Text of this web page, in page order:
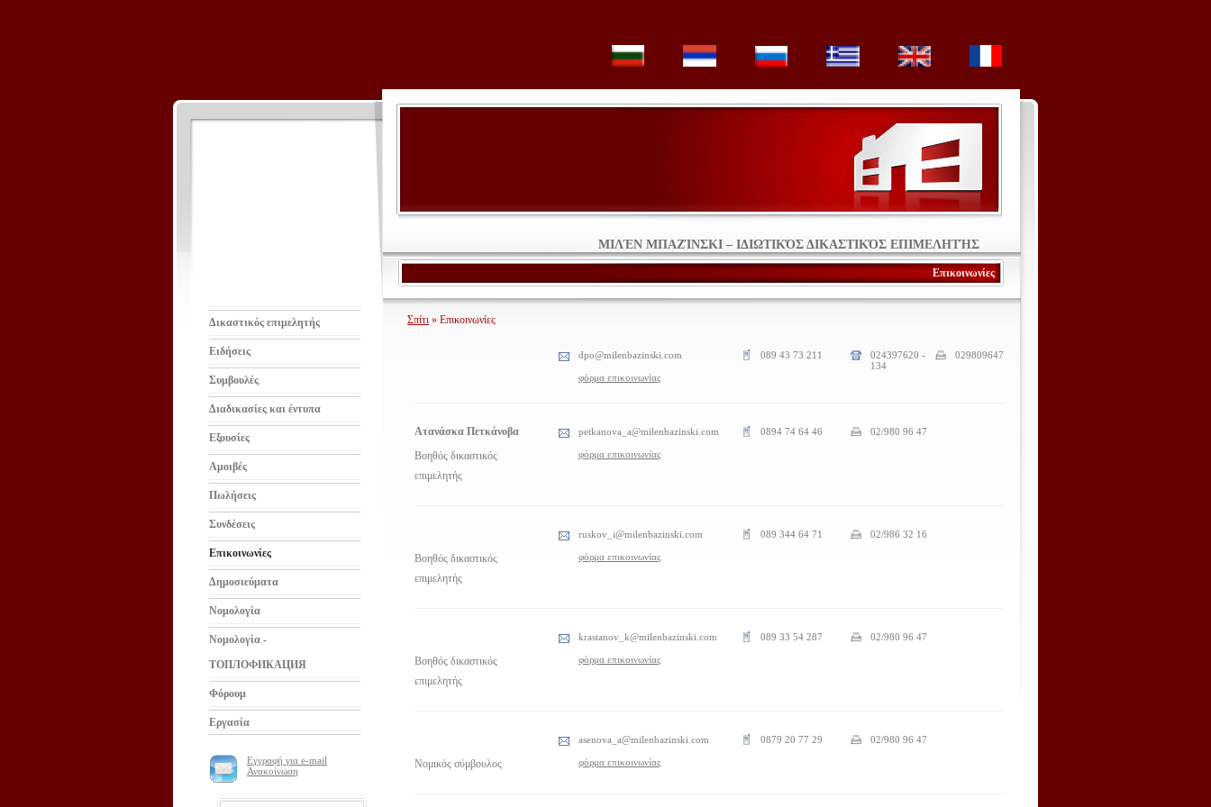
ΜΙΛΈΝ ΜΠΑΖΊΝΣΚΙ – ΙΔΙΩΤΙΚΌΣ ΔΙΚΑΣΤΙΚΌΣ ΕΠΙΜΕΛΗΤΉΣ
Δικαστικός επιμελητής
Ειδήσεις
Συμβουλές
Διαδικασίες και έντυπα
Εξουσίες
Αμοιβές
Πωλήσεις
Συνδέσεις
Επικοινωνίες
Δημοσιεύματα
Νομολογία
Νομολογία -
ТОПЛОФИКАЦИЯ
Φόρουμ
Εργασία
Εγγραφή για e-mail
Ανακοίνωση
Επικοινωνίες
Σπίτι » Επικοινωνίες
dpo@milenbazinski.com
φόρμα επικοινωνίας
089 43 73 211
024397620 -
134
029809647
Ατανάσκα Πετκάνοβα
Βοηθός δικαστικός
επιμελητής
petkanova_a@milenbazinski.com
φόρμα επικοινωνίας
0894 74 64 46 02/980 96 47
Βοηθός δικαστικός
επιμελητής
ruskov_i@milenbazinski.com
φόρμα επικοινωνίας
089 344 64 71 02/986 32 16
Βοηθός δικαστικός
επιμελητής
krastanov_k@milenbazinski.com
φόρμα επικοινωνίας
089 33 54 287 02/980 96 47
Νομικός σύμβουλος
asenova_a@milenbazinski.com
φόρμα επικοινωνίας
0879 20 77 29 02/980 96 47